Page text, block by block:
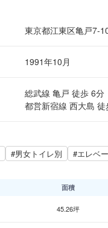
東京都江東区亀戸7-
1991年10月
総武線 亀戸 徒歩 6分
都営新宿線 西大島
#男女トイレ別 #エレベ
面積
45.26坪